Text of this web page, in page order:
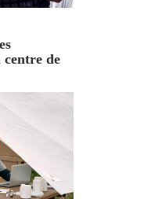
centre de